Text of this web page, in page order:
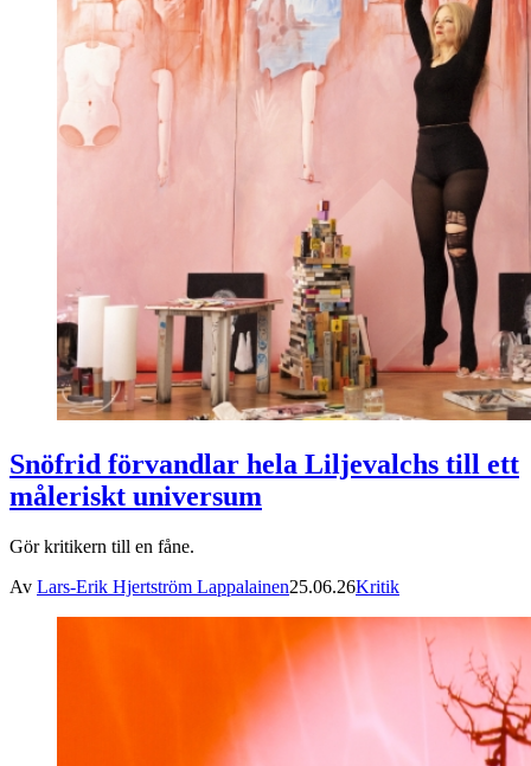
Snöfrid förvandlar hela Liljevalchs till ett
måleriskt universum
Gör kritikern till en fåne.
Av Lars-Erik Hjertström Lappalainen25.06.26Kritik